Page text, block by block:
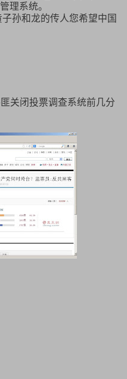
理系统。
孙和龙的传人您希望中国
关闭投票调查系统前几分